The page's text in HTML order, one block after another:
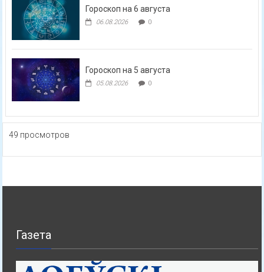
Гороскоп на 6 августа
06.08.2026 0
Гороскоп на 5 августа
05.08.2026 0
49 просмотров
Газета